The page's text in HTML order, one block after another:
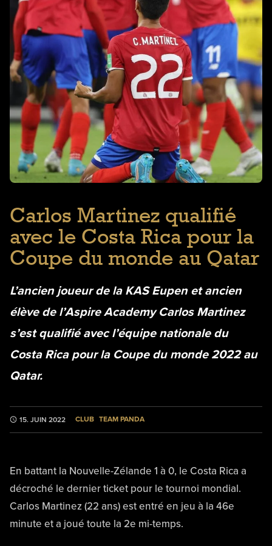
Carlos Martinez qualifié
avec le Costa Rica pour la
Coupe du monde au Qatar
L’ancien joueur de la KAS Eupen et ancien
élève de l’Aspire Academy Carlos Martinez
s’est qualifié avec l’équipe nationale du
Costa Rica pour la Coupe du monde 2022 au
Qatar.
15. JUIN 2022 CLUB TEAM PANDA
En battant la Nouvelle-Zélande 1 à 0, le Costa Rica a
décroché le dernier ticket pour le tournoi mondial.
Carlos Martinez (22 ans) est entré en jeu à la 46e
minute et a joué toute la 2e mi-temps.